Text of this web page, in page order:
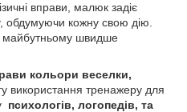
вправи, малюк задіє
обдумуючи кожну свою дію.
майбутньому швидше
кольори веселки,
використання тренажеру для
психологів, логопедів, та